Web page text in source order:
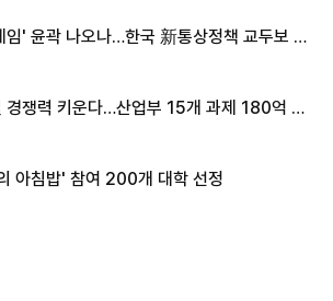
임' 윤곽 나오나…한국 新통상정책 교두보 활
경쟁력 키운다…산업부 15개 과제 180억 지
아침밥' 참여 200개 대학 선정